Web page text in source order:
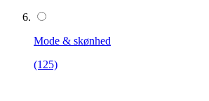
Mode & skønhed
(125)